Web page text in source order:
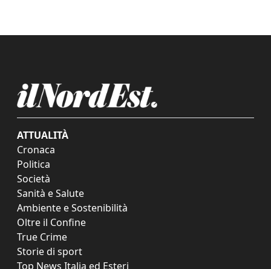
ATTUALITÀ
Cronaca
Politica
Società
Sanità e Salute
Ambiente e Sostenibilità
Oltre il Confine
True Crime
Storie di sport
Top News Italia ed Esteri